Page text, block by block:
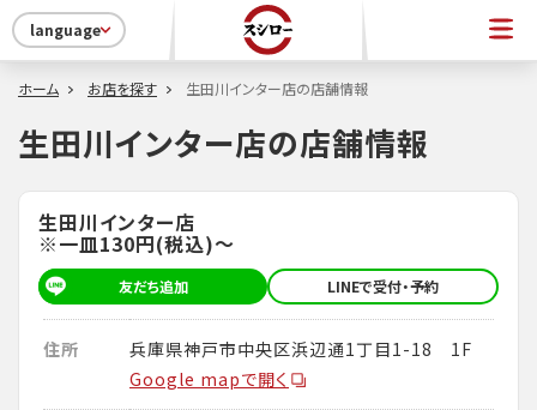
language
ホーム お店を探す 生田川インター店の店舗情報
生田川インター店の店舗情報
生田川インター店
※一皿130円(税込)～
友だち追加 LINEで受付・予約
住所
兵庫県神戸市中央区浜辺通1丁目1-18 1F
Google mapで開く